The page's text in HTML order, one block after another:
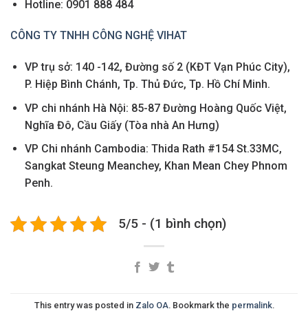
Hotline: 0901 888 484
CÔNG TY TNHH CÔNG NGHỆ VIHAT
VP trụ sở: 140 -142, Đường số 2 (KĐT Vạn Phúc City),
P. Hiệp Bình Chánh, Tp. Thủ Đức, Tp. Hồ Chí Minh.
VP chi nhánh Hà Nội: 85-87 Đường Hoàng Quốc Việt,
Nghĩa Đô, Cầu Giấy (Tòa nhà An Hưng)
VP Chi nhánh Cambodia: Thida Rath #154 St.33MC,
Sangkat Steung Meanchey, Khan Mean Chey Phnom
Penh.
5/5 - (1 bình chọn)
This entry was posted in Zalo OA. Bookmark the permalink.